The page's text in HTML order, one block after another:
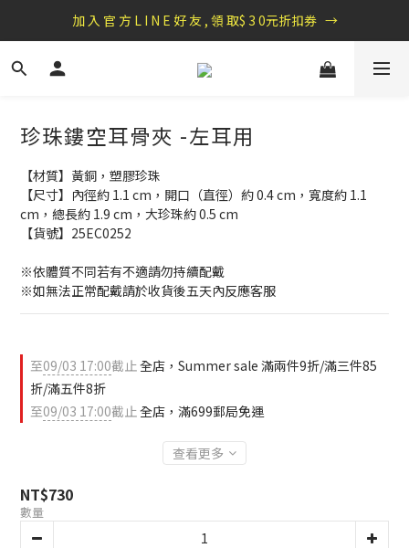
盛夏祭典：全館滿1000折100，滿2000贈『自粘式多功能包巾』
加 入 官 方 L I N E 好 友 , 領 取$ 3 0元折扣券   →
盛夏祭典：全館滿1000折100，滿2000贈『自粘式多功能包巾』
珍珠鏤空耳骨夾 -左耳用
【材質】黃銅，塑膠珍珠
【尺寸】內徑約 1.1 cm，開口（直徑）約 0.4 cm，寬度約 1.1
cm，總長約 1.9 cm，大珍珠約 0.5 cm
【貨號】25EC0252
※依體質不同若有不適請勿持續配戴
※如無法正常配戴請於收貨後五天內反應客服
至09/03 17:00截止全店，Summer sale 滿兩件9折/滿三件85
折/滿五件8折
至09/03 17:00截止全店，滿699郵局免運
查看更多
NT$730
數量